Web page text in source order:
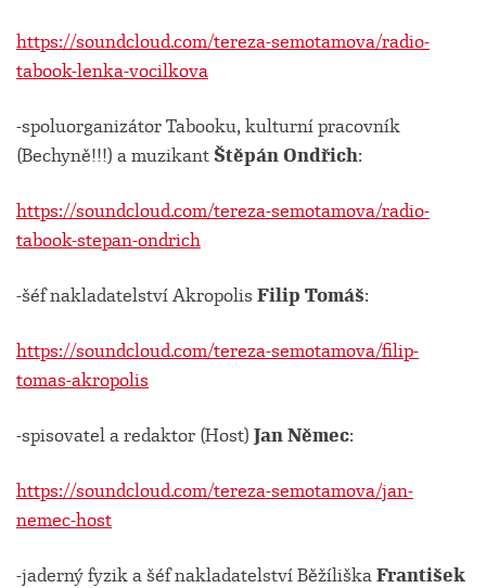
https://soundcloud.com/tereza-semotamova/radio-
tabook-lenka-vocilkova
-spoluorganizátor Tabooku, kulturní pracovník
(Bechyně!!!) a muzikantŠtěpán Ondřich:
https://soundcloud.com/tereza-semotamova/radio-
tabook-stepan-ondrich
-šéf nakladatelství Akropolis Filip Tomáš:
https://soundcloud.com/tereza-semotamova/filip-
tomas-akropolis
-spisovatel a redaktor (Host) Jan Němec:
https://soundcloud.com/tereza-semotamova/jan-
nemec-host
-jaderný fyzik a šéf nakladatelství BěžíliškaFrantišek